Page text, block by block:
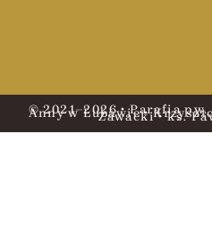
© 2021–2026 • Parafia
Anny w Lubawie •
Zawacki • ks.